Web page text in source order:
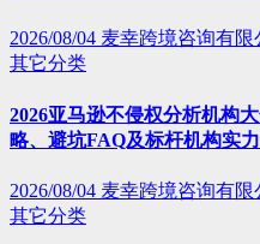
2026/08/04 麦幸跨境咨询有限
其它分类
2026亚马逊不侵权分析机构
略、避坑FAQ及标杆机构实
2026/08/04 麦幸跨境咨询有限
其它分类